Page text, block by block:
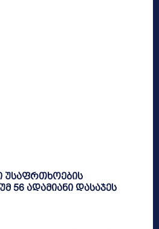
უსაფრთხოების
56 ადამიანი დასაჯეს